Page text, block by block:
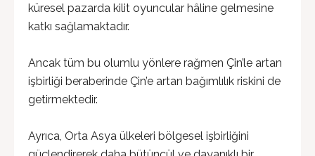
küresel pazarda kilit oyuncular hâline gelmesine
katkı sağlamaktadır.
Ancak tüm bu olumlu yönlere rağmen Çin’le artan
işbirliği beraberinde Çin’e artan bağımlılık riskini de
getirmektedir.
Ayrıca, Orta Asya ülkeleri bölgesel işbirliğini